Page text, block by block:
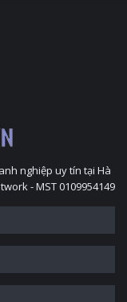
nghiệp uy tín tại Hà
- MST 0109954149